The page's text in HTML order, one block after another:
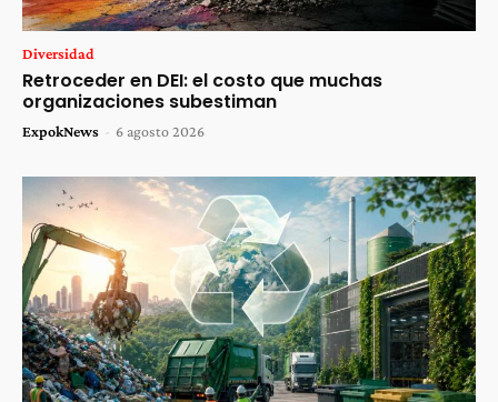
Diversidad
Retroceder en DEI: el costo que muchas
organizaciones subestiman
ExpokNews - 6 agosto 2026